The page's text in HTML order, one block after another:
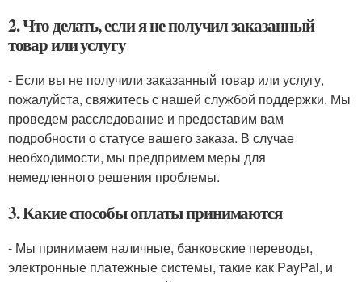
2. Что делать, если я не получил заказанный
товар или услугу
- Если вы не получили заказанный товар или услугу,
пожалуйста, свяжитесь с нашей службой поддержки. Мы
проведем расследование и предоставим вам
подробности о статусе вашего заказа. В случае
необходимости, мы предпримем меры для
немедленного решения проблемы.
3. Какие способы оплаты принимаются
- Мы принимаем наличные, банковские переводы,
электронные платежные системы, такие как PayPal, и